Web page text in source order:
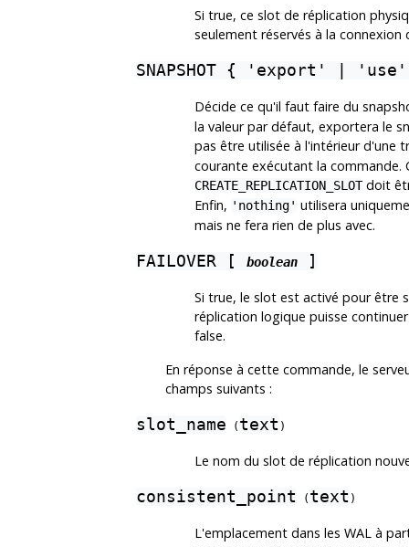
Si true, ce slot de réplication
seulement réservés à la
SNAPSHOT { 'export' |
Décide ce qu'il faut faire du
la valeur par défaut, exportera le
pas être utilisée à l'intérieur d'une
courante exécutant la
CREATE_REPLICATION_SLOTdoit
Enfin, 'nothing' utilisera
mais ne fera rien de plus avec.
FAILOVER [ boolean]
Si true, le slot est activé pour être
réplication logique puisse
false.
En réponse à cette commande, le
champs suivants :
slot_name ( text )
Le nom du slot de réplication
consistent_point ( text )
L'emplacement dans les WAL à